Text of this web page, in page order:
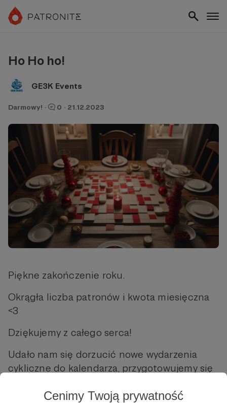
Cenimy Twoją prywatność
Ho Ho ho!
GE3K Events
Darmowy! · 0 · 21.12.2023
Piękne zakończenie roku.
Okrągła liczba patronów i kwota miesięczna
<3
Dziękujemy z całego serca!
Udało nam się dorzucić nowe wydarzenia
cykliczne do kalendarza, przygotowujemy się